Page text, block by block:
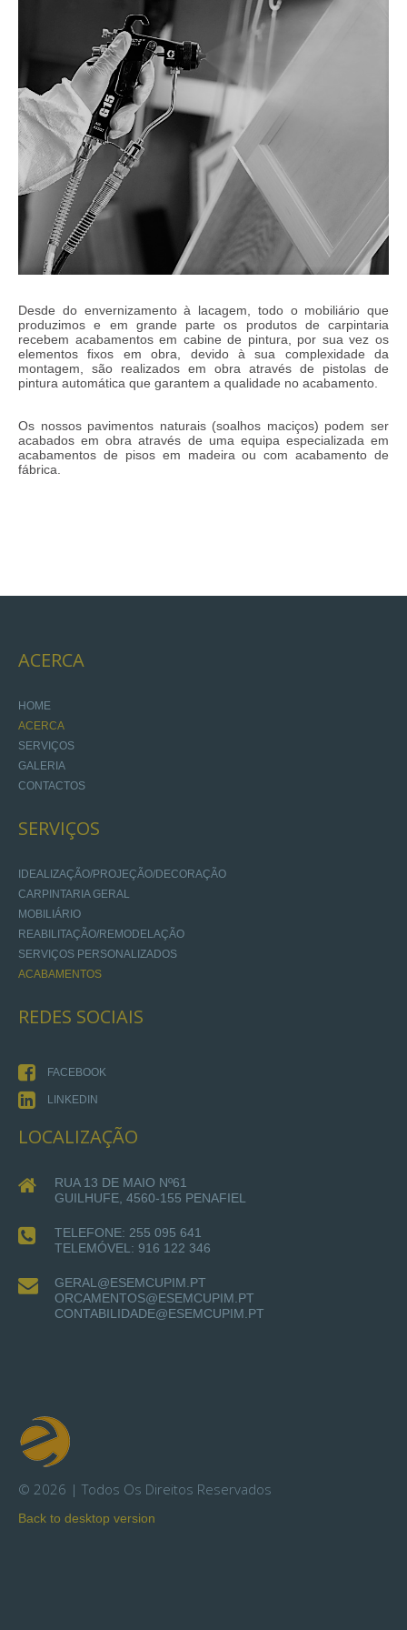
IDEALIZAÇÃO/PROJEÇÃO/DECORAÇÃO
CARPINTARIA GERAL
MOBILIÁRIO
REABILITAÇÃO/REMODELAÇÃO
SERVIÇOS PERSONALIZADOS
ACABAMENTOS
GALERIA
CATÁLOGO
PORTFÓLIO
Desde do envernizamento à lacagem, todo o mobiliário que
produzimos e em grande parte os produtos de carpintaria
recebem acabamentos em cabine de pintura, por sua vez os
elementos fixos em obra, devido à sua complexidade da
montagem, são realizados em obra através de pistolas de
pintura automática que garantem a qualidade no acabamento.
Os nossos pavimentos naturais (soalhos maciços) podem ser
acabados em obra através de uma equipa especializada em
acabamentos de pisos em madeira ou com acabamento de
fábrica.
ACERCA
HOME
ACERCA
SERVIÇOS
GALERIA
CONTACTOS
SERVIÇOS
IDEALIZAÇÃO/PROJEÇÃO/DECORAÇÃO
CARPINTARIA GERAL
MOBILIÁRIO
REABILITAÇÃO/REMODELAÇÃO
SERVIÇOS PERSONALIZADOS
ACABAMENTOS
REDES SOCIAIS
FACEBOOK
LINKEDIN
LOCALIZAÇÃO
RUA 13 DE MAIO Nº61
GUILHUFE, 4560-155 PENAFIEL
TELEFONE: 255 095 641
TELEMÓVEL: 916 122 346
GERAL@ESEMCUPIM.PT
ORCAMENTOS@ESEMCUPIM.PT
CONTABILIDADE@ESEMCUPIM.PT
© 2026 Todos Os Direitos Reservados
Back to desktop version